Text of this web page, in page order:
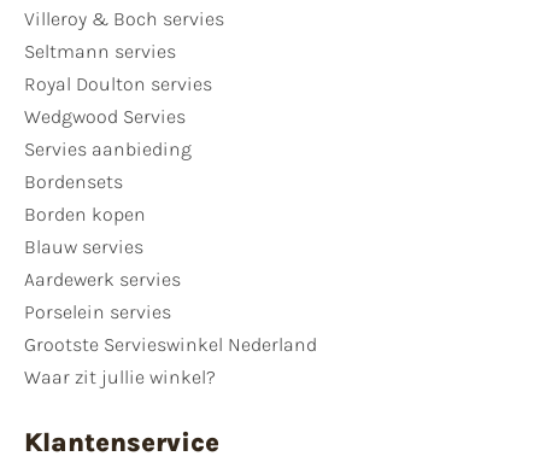
Villeroy & Boch servies
Seltmann servies
Royal Doulton servies
Wedgwood Servies
Servies aanbieding
Bordensets
Borden kopen
Blauw servies
Aardewerk servies
Porselein servies
Grootste Servieswinkel Nederland
Waar zit jullie winkel?
Klantenservice